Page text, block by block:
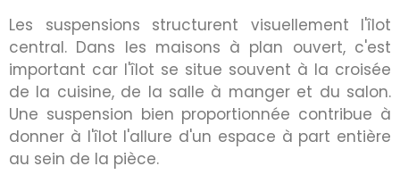
Les suspensions structurent visuellement l'îlot
central. Dans les maisons à plan ouvert, c'est
important car l'îlot se situe souvent à la croisée
de la cuisine, de la salle à manger et du salon.
Une suspension bien proportionnée contribue à
donner à l'îlot l'allure d'un espace à part entière
au sein de la pièce.